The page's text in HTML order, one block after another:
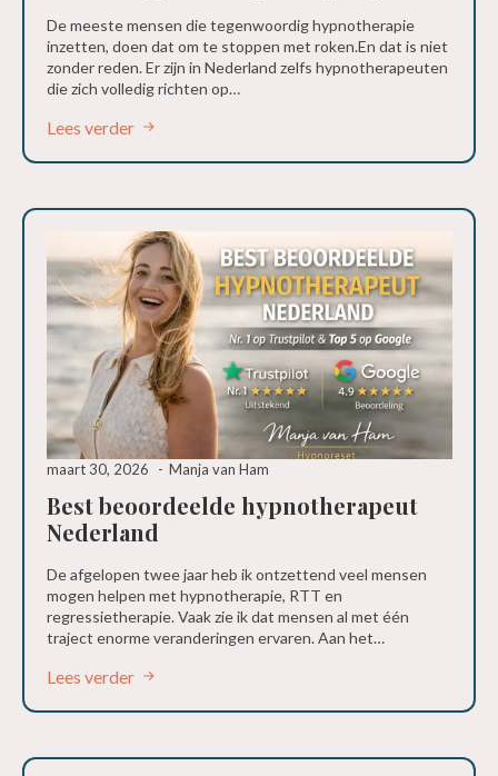
De meeste mensen die tegenwoordig hypnotherapie
inzetten, doen dat om te stoppen met roken.En dat is niet
zonder reden. Er zijn in Nederland zelfs hypnotherapeuten
die zich volledig richten op…
Lees verder
Best beoordeelde hypnotherapeut
Nederland
maart 30, 2026 Manja van Ham
De afgelopen twee jaar heb ik ontzettend veel mensen
mogen helpen met hypnotherapie, RTT en
regressietherapie. Vaak zie ik dat mensen al met één
traject enorme veranderingen ervaren. Aan het…
Lees verder